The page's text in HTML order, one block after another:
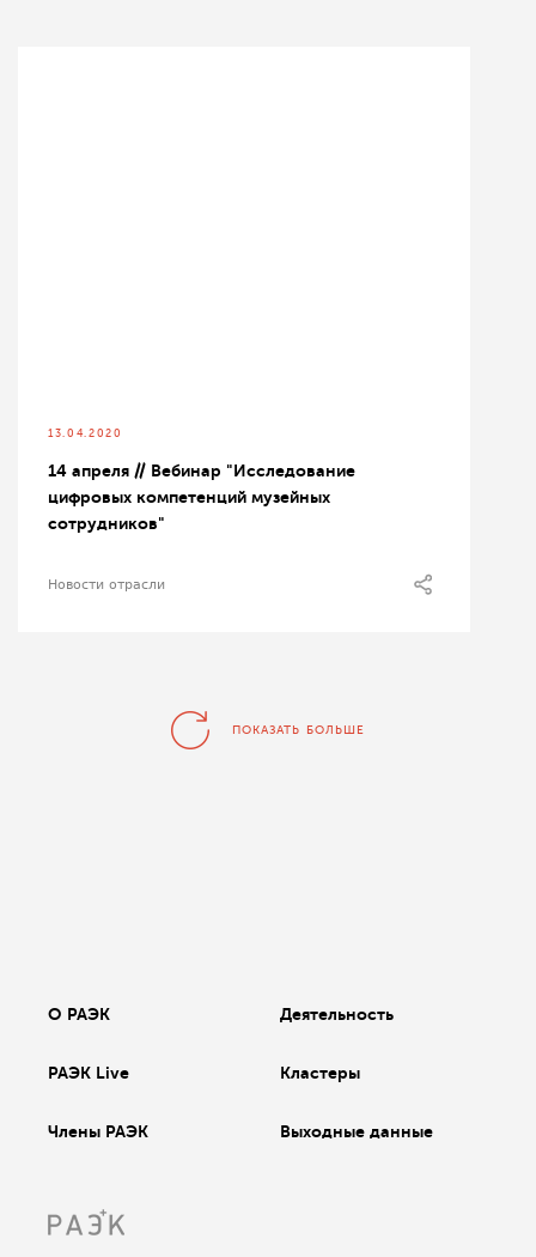
13.04.2020
14 апреля // Вебинар "Исследование
цифровых компетенций музейных
сотрудников"
Новости отрасли
ПОКАЗАТЬ БОЛЬШЕ
О РАЭК Деятельность
РАЭК Live Кластеры
Члены РАЭК Выходные данные